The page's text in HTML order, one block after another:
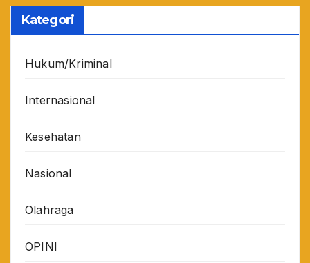
Kategori
Hukum/Kriminal
Internasional
Kesehatan
Nasional
Olahraga
OPINI